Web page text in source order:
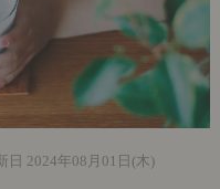
日 2024年08月01日(木)